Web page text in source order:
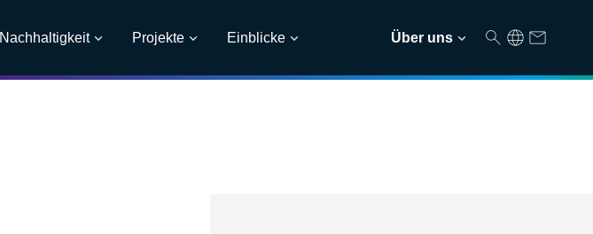
Nachhaltigkeit Projekte Einblicke Über uns